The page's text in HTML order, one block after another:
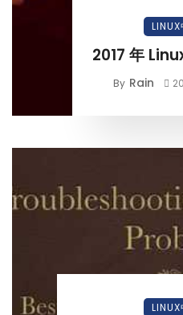
LINUX
2017 年
By Rain
LINUX